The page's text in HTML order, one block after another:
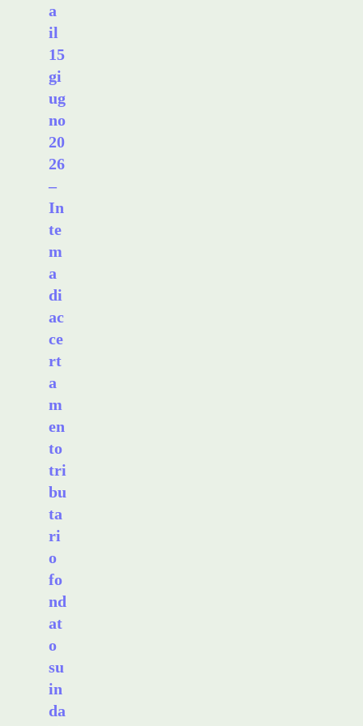
a
il
15
gi
ug
no
20
26
–
In
te
m
a
di
ac
ce
rt
a
m
en
to
tri
bu
ta
ri
o
fo
nd
at
o
su
in
da